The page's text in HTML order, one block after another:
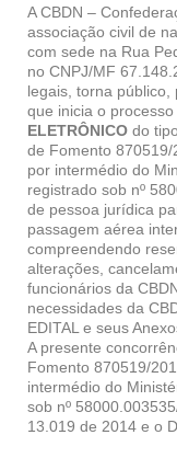
A CBDN –
associação civil de
com sede na Rua
no CNPJ/MF
legais, torna público,
que inicia o
ELETRÔNICO do tipo
de Fomento
por intermédio do
registrado sob nº
de pessoa jurídica
passagem aérea
compreendendo
alterações,
funcionários da
necessidades da
EDITAL e seus
A presente
Fomento 870519/
intermédio do
sob nº
13.019 de 2014 e o